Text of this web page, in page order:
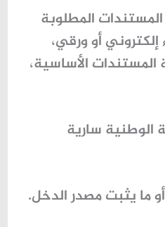
المطلوبة
أو ورقي،
الأساسية،
الوطنية سارية
ما يثبت مصدر الدخل.